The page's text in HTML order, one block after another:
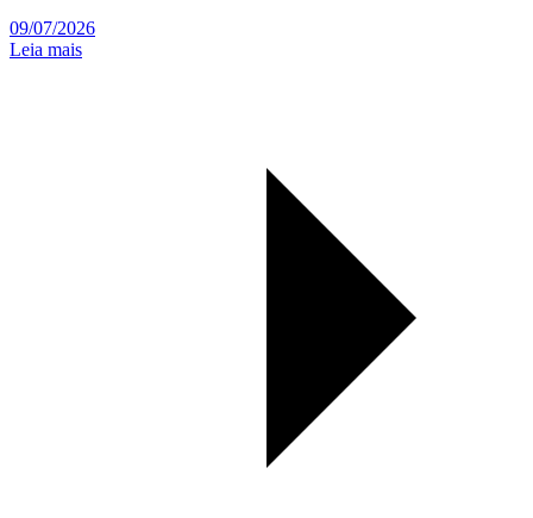
09/07/2026
Leia mais